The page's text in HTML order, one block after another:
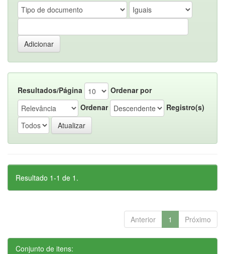
Resultados/Página
Ordenar por
Ordenar
Registro(s)
Resultado 1-1 de 1.
Anterior 1 Próximo
Conjunto de itens: